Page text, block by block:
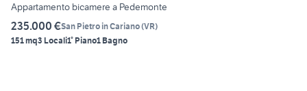
Appartamento bicamere a Pedemonte
235.000 €San Pietro in Cariano(VR)
151 mq3 Locali1° Piano1 Bagno